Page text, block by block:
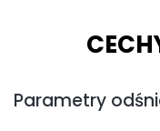
Parametry